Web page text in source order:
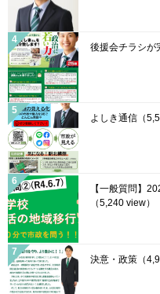
後援会チラシが
よしき通信 （
【一般質問】
（5,240 view）
決意・政策 （